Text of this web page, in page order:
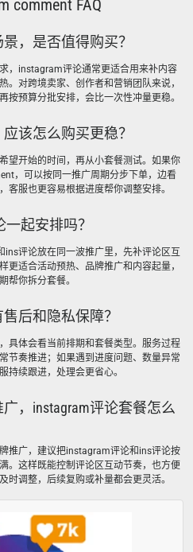
comment FAQ
，是否值得购买？
，instagram评论通常更适合用来补内容
。对跨境卖家、创作者和营销团队来说，
按预算分批安排，会比一次性冲量更稳。
该怎么购买更稳？
望开始的时间，再从小套餐测试。如果你
，可以按同一推广周期分步下单，边看
客服也更容易根据进度帮你调整安排。
起安排吗？
评论放在同一波推广里，先补评论区互
更适合活动预热、品牌推广和内容起量，
帮你拆分套餐。
后和隐私保障？
具体会看当前排期和套餐类型。服务过程
节奏推进；如果遇到进度问题、数量异常
持续跟进，处理会更省心。
，instagram评论套餐怎么
推广，建议把instagram评论和ins评论按
。这样既能控制评论区互动节奏，也方便
时调整，后续复购或补量都会更灵活。